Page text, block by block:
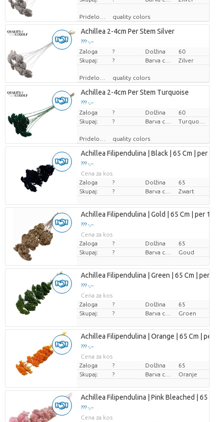
quality colors
Achillea 2-4cm Per Stem Silver
??? -,--
Cena za kos
Zaloga ? Dolžina
60
Skupaj:
? Zilver
quality colors
Achillea 2-4cm Per Stem Turquoise
??? -,--
Cena za kos
Zaloga ? Dolžina
60
Skupaj:
?
quality colors
Achillea Filipendulina | Black | 65 Cm | per 12
??? -,--
Cena za kos
Zaloga
? Dolžina
65
Skupaj:
? Zwart
Achillea Filipendulina | Gold | 65 Cm | per 12
??? -,--
Cena za kos
Zaloga
? Dolžina
65
Skupaj:
? Goud
Achillea Filipendulina | Green | 65 Cm | per 12
??? -,--
Cena za kos
Zaloga
? Dolžina
65
Skupaj:
? Groen
Achillea Filipendulina | Orange | 65 Cm | per
??? -,--
Cena za kos
Zaloga
? Dolžina
65
Skupaj:
? Oranje
Achillea Filipendulina | Pink Bleached | 65 Cm
??? -,--
Cena za kos